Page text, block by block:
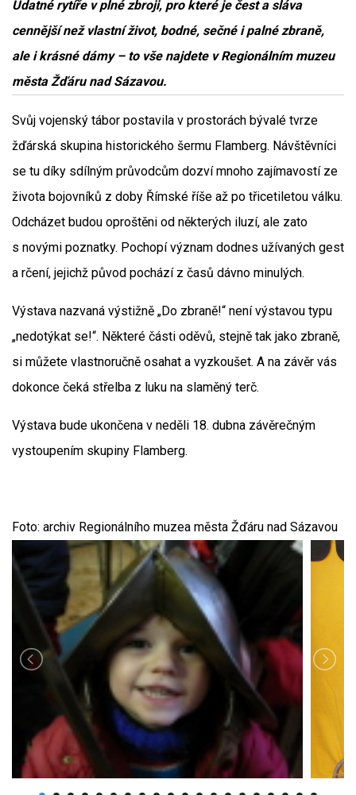
Udatné rytíře v plné zbroji, pro které je čest a sláva
cennější než vlastní život, bodné, sečné i palné zbraně,
ale i krásné dámy – to vše najdete v Regionálním muzeu
města Žďáru nad Sázavou.
Svůj vojenský tábor postavila v prostorách bývalé tvrze
žďárská skupina historického šermu Flamberg. Návštěvníci
se tu díky sdílným průvodcům dozví mnoho zajímavostí ze
života bojovníků z doby Římské říše až po třicetiletou válku.
Odcházet budou oproštěni od některých iluzí, ale zato
s novými poznatky. Pochopí význam dodnes užívaných gest
a rčení, jejichž původ pochází z časů dávno minulých.
Výstava nazvaná výstižně „Do zbraně!“ není výstavou typu
„nedotýkat se!“. Některé části oděvů, stejně tak jako zbraně,
si můžete vlastnoručně osahat a vyzkoušet. A na závěr vás
dokonce čeká střelba z luku na slaměný terč.
Výstava bude ukončena v neděli 18. dubna závěrečným
vystoupením skupiny Flamberg.
Foto: archiv Regionálního muzea města Žďáru nad Sázavou